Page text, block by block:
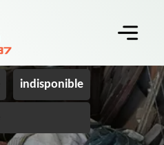
indisponible